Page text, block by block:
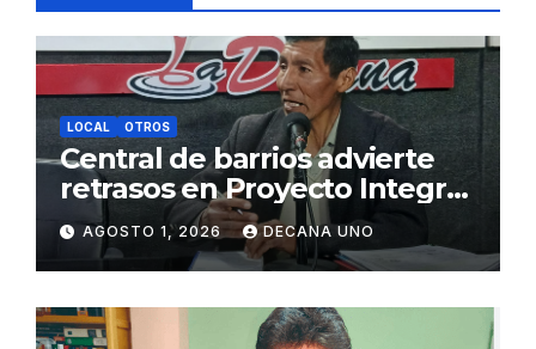
LOCAL OTROS
Central de barrios advierte
retrasos en Proyecto Integral
de Agua y Alcantarillado para
Juliaca
AGOSTO 1, 2026 DECANA UNO